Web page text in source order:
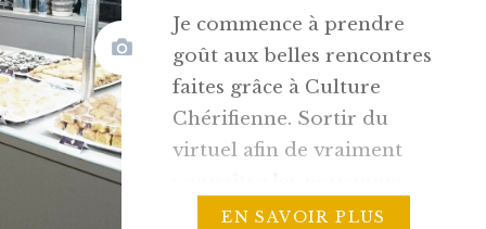
Je commence à prendre
goût aux belles rencontres
faites grâce à Culture
Chérifienne. Sortir du
virtuel afin de vraiment
derrières les blogs / sites
EN SAVOIR PLUS